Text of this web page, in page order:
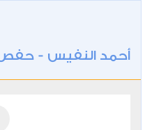
أحمد النفيس -